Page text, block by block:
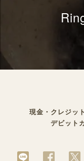
現金・クレジッ
デビット